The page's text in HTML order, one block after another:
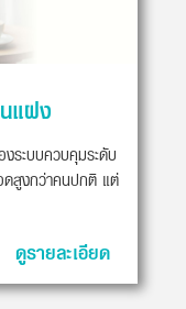
แฝง
ระบบควบคุมระดับ
ดสูงกว่าคนปกติ แต่
ดูรายละเอียด